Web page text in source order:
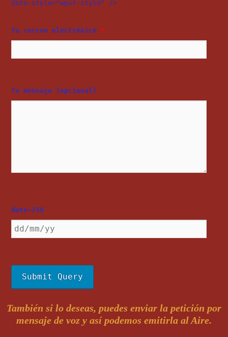
data-style="wpuf-style" />
Tu correo electrónico *
Tu mensaje (opcional)
date-718
También si lo deseas, puedes enviar la petición por
mensaje de voz y así podemos emitirla al Aire.